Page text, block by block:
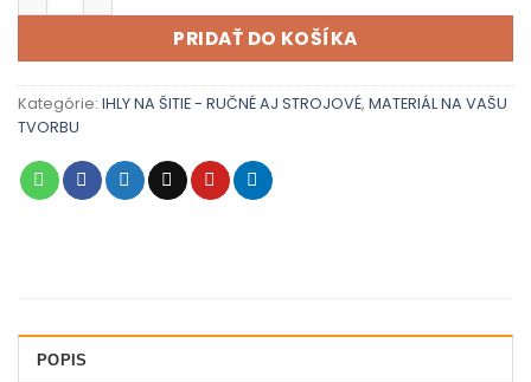
PRIDAŤ DO KOŠÍKA
Kategórie: IHLY NA ŠITIE - RUČNÉ AJ STROJOVÉ, MATERIÁL NA VAŠU
TVORBU
POPIS